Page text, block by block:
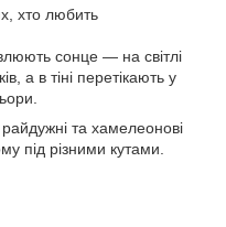
хто любить
сонце — на світлі
а в тіні перетікають у
райдужні та хамелеонові
під різними кутами.